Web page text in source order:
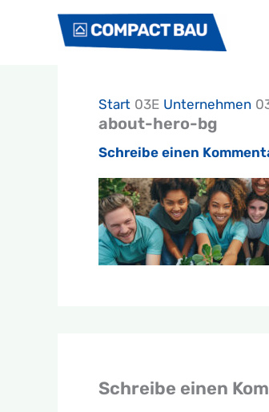
Start Unternehmen
about-hero-bg
Schreibe einen
Schreibe einen